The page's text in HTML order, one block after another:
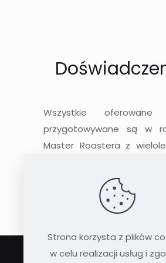
Wszystkie
przygotowywane są w
Master Roastera z
Gotowy produkt powstaje
wyłącznie najwyższej
tylko smak ale i wygląd
Strona korzysta z plików
w celu realizacji usług i